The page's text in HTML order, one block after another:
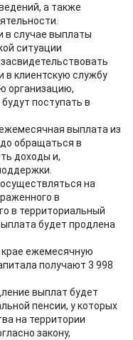
а также
в случае выплаты
ситуации
в клиентскую службу
организацию,
поступать в
выплата из
обращаться в
доходы и,
на
в
в территориальный
будет продлена
ежемесячную
получают 3 998
выплат будет
пенсии, у которых
на территории
закону,